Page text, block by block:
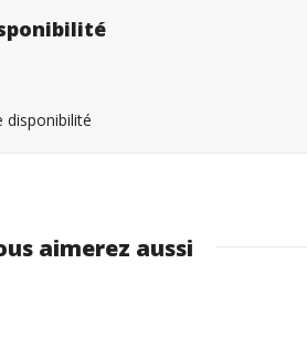
disponibilité
aimerez aussi